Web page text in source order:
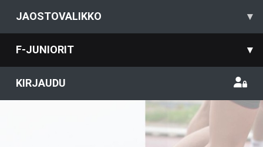
JAOSTOVALIKKO ▾
F-JUNIORIT ▾
KIRJAUDU